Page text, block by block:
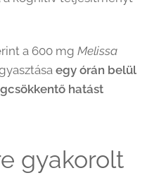
a 600 mg Melissa
egy órán belül
hatást
gyakorolt